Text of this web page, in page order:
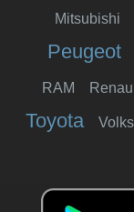
Mitsubishi
Peugeot
RAM
Toyota